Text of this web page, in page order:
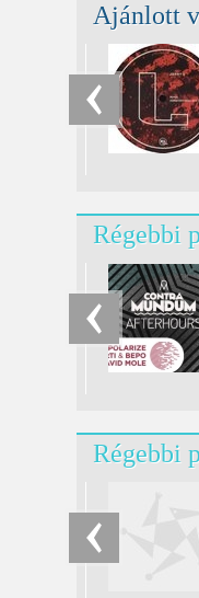
Ajánlott
Régebbi
Régebbi